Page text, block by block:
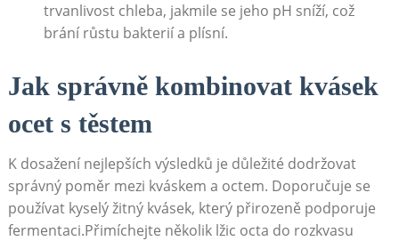
trvanlivost ​chleba, jakmile se jeho pH ​sníží, ⁤což
brání⁤ růstu‌ bakterií a ⁣plísní.
Jak⁣ správně ⁣kombinovat kvásek
ocet s těstem
K dosažení nejlepších výsledků je důležité dodržovat
správný poměr mezi kváskem‍ a​ octem.‍ Doporučuje​ se
používat kyselý žitný kvásek, který přirozeně podporuje
fermentaci.Přimíchejte několik lžic octa ⁢do rozkvasu